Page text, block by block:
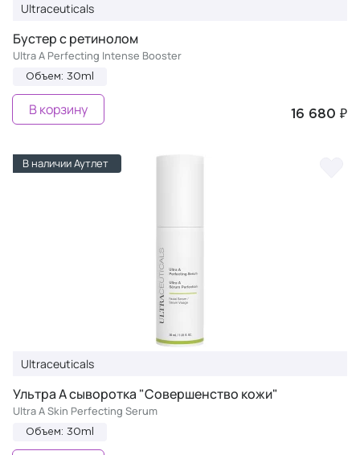
Ultraceuticals
Бустер с ретинолом
Ultra A Perfecting Intense Booster
Объем: 30ml
16 680 ₽
В корзину
В наличии Аутлет
Ultraceuticals
Ультра А сыворотка "Совершенство кожи"
Ultra A Skin Perfecting Serum
Объем: 30ml